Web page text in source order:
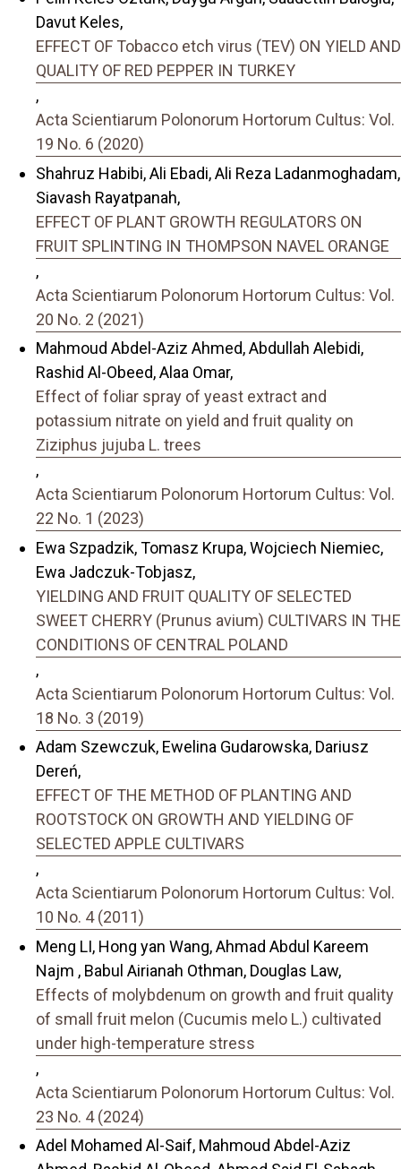
Davut Keles,
EFFECT OF Tobacco etch virus (TEV) ON YIELD AND
QUALITY OF RED PEPPER IN TURKEY
,
Acta Scientiarum Polonorum Hortorum Cultus: Vol.
19 No. 6 (2020)
Shahruz Habibi, Ali Ebadi, Ali Reza Ladanmoghadam,
Siavash Rayatpanah,
EFFECT OF PLANT GROWTH REGULATORS ON
FRUIT SPLINTING IN THOMPSON NAVEL ORANGE
,
Acta Scientiarum Polonorum Hortorum Cultus: Vol.
20 No. 2 (2021)
Mahmoud Abdel-Aziz Ahmed, Abdullah Alebidi,
Rashid Al-Obeed, Alaa Omar,
Effect of foliar spray of yeast extract and
potassium nitrate on yield and fruit quality on
Ziziphus jujuba L. trees
,
Acta Scientiarum Polonorum Hortorum Cultus: Vol.
22 No. 1 (2023)
Ewa Szpadzik, Tomasz Krupa, Wojciech Niemiec,
Ewa Jadczuk-Tobjasz,
YIELDING AND FRUIT QUALITY OF SELECTED
SWEET CHERRY (Prunus avium) CULTIVARS IN THE
CONDITIONS OF CENTRAL POLAND
,
Acta Scientiarum Polonorum Hortorum Cultus: Vol.
18 No. 3 (2019)
Adam Szewczuk, Ewelina Gudarowska, Dariusz
Dereń,
EFFECT OF THE METHOD OF PLANTING AND
ROOTSTOCK ON GROWTH AND YIELDING OF
SELECTED APPLE CULTIVARS
,
Acta Scientiarum Polonorum Hortorum Cultus: Vol.
10 No. 4 (2011)
Meng LI, Hong yan Wang, Ahmad Abdul Kareem
Najm , Babul Airianah Othman, Douglas Law,
Effects of molybdenum on growth and fruit quality
of small fruit melon (Cucumis melo L.) cultivated
under high-temperature stress
,
Acta Scientiarum Polonorum Hortorum Cultus: Vol.
23 No. 4 (2024)
Adel Mohamed Al-Saif, Mahmoud Abdel-Aziz